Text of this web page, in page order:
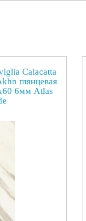
Calacatta
глянцевая
6мм Atlas